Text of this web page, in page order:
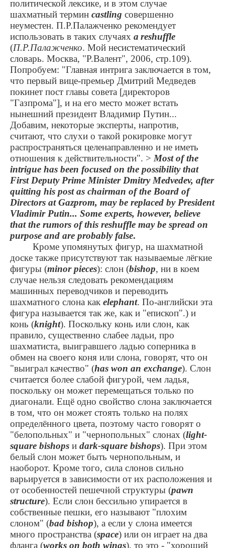
политической лексике, и в этом случае
шахматный термин castling совершенно
неуместен. П.Р.Палажченко рекомендует
использовать в таких случаях a reshuffle
(П.Р.Палажченко. Мой несистематический
словарь. Москва, "Р.Валент", 2006, стр.109).
Попробуем: "Главная интрига заключается в том,
что первый вице-премьер Дмитрий Медведев
покинет пост главы совета [директоров
"Газпрома"], и на его место может встать
нынешний президент Владимир Путин...
Добавим, некоторые эксперты, напротив,
считают, что слухи о такой рокировке могут
распространяться целенаправленно и не иметь
отношения к действительности". > Most of the
intrigue has been focused on the possibility that
First Deputy Prime Minister Dmitry Medvedev, after
quitting his post as chairman of the Board of
Directors at Gazprom, may be replaced by President
Vladimir Putin... Some experts, however, believe
that the rumors of this reshuffle may be spread on
purpose and are probably false.
Кроме упомянутых фигур, на шахматной
доске также присутствуют так называемые лёгкие
фигуры (minor pieces): слон (bishop, ни в коем
случае нельзя следовать рекомендациям
машинных переводчиков и переводить
шахматного слона как elephant. По-английски эта
фигура называется так же, как и "епископ".) и
конь (knight). Поскольку конь или слон, как
правило, существенно слабее ладьи, про
шахматиста, выигравшего ладью соперника в
обмен на своего коня или слона, говорят, что он
"выиграл качество" (has won an exchange). Слон
считается более слабой фигурой, чем ладья,
поскольку он может перемещаться только по
диагонали. Ещё одно свойство слона заключается
в том, что он может стоять только на полях
определённого цвета, поэтому часто говорят о
"белопольных" и "чернопольных" слонах (light-
square bishops и dark-square bishops). При этом
белый слон может быть чернопольным, и
наоборот. Кроме того, сила слонов сильно
варьируется в зависимости от их расположения и
от особенностей пешечной структуры (pawn
structure). Если слон бессильно упирается в
собственные пешки, его называют "плохим
слоном" (bad bishop), а если у слона имеется
много пространства (space) или он играет на два
фланга (works on both wings), то это - "хороший